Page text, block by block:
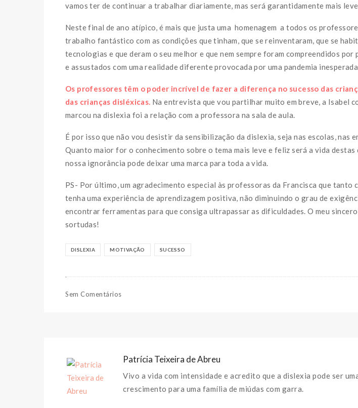
vamos ter de continuar a trabalhar diariamente, mas será garantidamente mais
Neste final de ano atípico, é mais que justa uma homenagem a todos os
trabalho fantástico com as condições que tinham, que se reinventaram, que se
tecnologias e que deram o seu melhor e que nem sempre foram compreendidos por
e assustados com uma realidade diferente provocada por uma pandemia
Os professores têm o poder incrível de fazer a diferença no sucesso das
das crianças disléxicas. Na entrevista que vou partilhar muito em breve, a Isabel
marcou na dislexia foi a relação com a professora na sala de aula.
É por isso que não vou desistir da sensibilização da dislexia, seja nas escolas, nas
Quanto maior for o conhecimento sobre o tema mais leve e feliz será a vida destas
nossa ignorância pode deixar uma marca para toda a vida.
PS- Por último, um agradecimento especial às professoras da Francisca que tanto
tenha uma experiência de aprendizagem positiva, não diminuindo o grau de
encontrar ferramentas para que consiga ultrapassar as dificuldades. O meu sincero
sortudas!
DISLEXIA MOTIVAÇÃO SUCESSO
Sem Comentários
Patrícia Teixeira de Abreu
Vivo a vida com intensidade e acredito que a dislexia pode ser
crescimento para uma família de miúdas com garra.